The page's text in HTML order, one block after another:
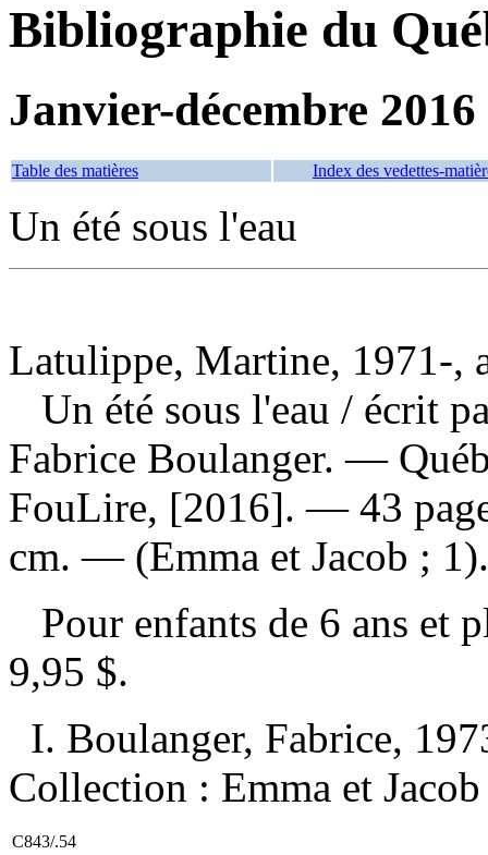
Bibliographie du
Janvier-décembre 2016
Table des matières Index des vedettes-
Un été sous l'eau
Latulippe, Martine, 1971-,
Un été sous l'eau / écrit
Fabrice Boulanger. —
FouLire, [2016]. — 43
cm. — (Emma et Jacob ; 1).
Pour enfants de 6 ans et
9,95 $.
I. Boulanger, Fabrice,
Collection : Emma et
C843/.54